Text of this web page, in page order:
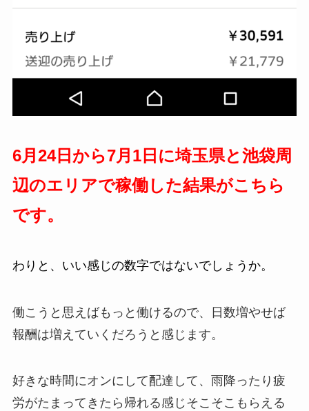
6月24日から7月1日に埼玉県と池袋周
辺のエリアで稼働した結果がこちら
です。
わりと、いい感じの数字ではないでしょうか。
働こうと思えばもっと働けるので、日数増やせば
報酬は増えていくだろうと感じます。
好きな時間にオンにして配達して、雨降ったり疲
労がたまってきたら帰れる感じそこそこもらえる